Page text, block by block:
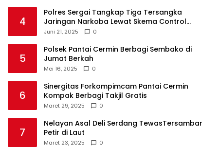
4
Polres Sergai Tangkap Tiga Tersangka
Jaringan Narkoba Lewat Skema Control
Delivery
Juni 21, 2025 0
5
Polsek Pantai Cermin Berbagi Sembako di
Jumat Berkah
Mei 16, 2025 0
6
Sinergitas Forkompimcam Pantai Cermin
Kompak Berbagi Takjil Gratis
Maret 29, 2025 0
7
Nelayan Asal Deli Serdang TewasTersambar
Petir di Laut
Maret 23, 2025 0